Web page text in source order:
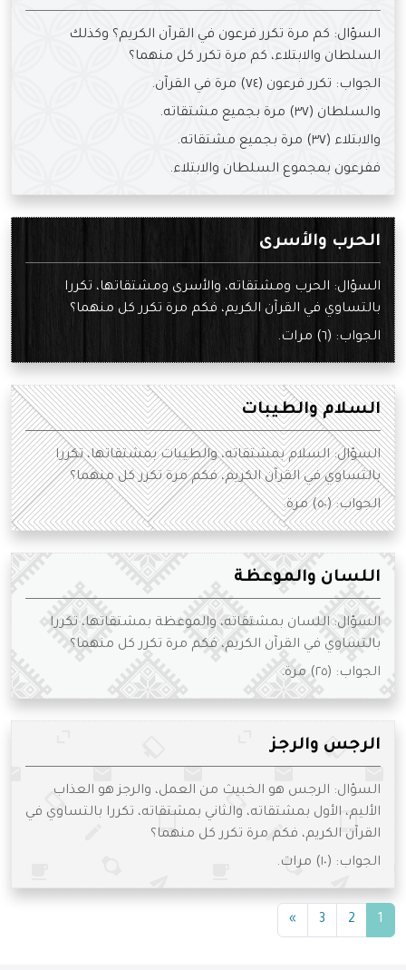
السؤال: كم مرة تكرر فرعون في القرآن الكريم؟ وكذلك
السلطان والابتلاء، كم مرة تكرر كل منهما؟
الجواب: تكرر فرعون (٧٤) مرة في القرآن.
والسلطان (٣٧) مرة بجميع مشتقاته.
والابتلاء (٣٧) مرة بجميع مشتقاته.
ففرعون بمجموع السلطان والابتلاء.
الحرب والأسرى
السؤال: الحرب ومشتقاته، والأسرى ومشتقاتها، تكررا
بالتساوي في القرآن الكريم، فكم مرة تكرر كل منهما؟
الجواب: (٦) مرات.
السلام والطيبات
السؤال: السلام بمشتقاته، والطيبات بمشتقاتها، تكررا
بالتساوي في القرآن الكريم، فكم مرة تكرر كل منهما؟
الجواب: (٥٠) مرة.
اللسان والموعظة
السؤال: اللسان بمشتقاته، والموعظة بمشتقاتها، تكررا
بالتساوي في القرآن الكريم، فكم مرة تكرر كل منهما؟
الجواب: (٢٥) مرة.
الرجس والرجز
السؤال: الرجس هو الخبيث من العمل، والرجز هو العذاب
الأليم، الأول بمشتقاته، والثاني بمشتقاته، تكررا بالتساوي في
القرآن الكريم، فكم مرة تكرر كل منهما؟
الجواب: (١٠) مرات.
1
(current)
2
3
»